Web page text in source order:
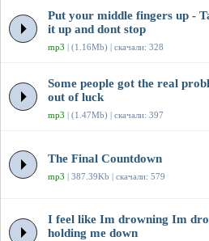
Put your middle fingers up -
it up and dont stop
mp3 | (1.16Mb) | скачали: 328
Some people got the real
out of luck
mp3 | (1.47Mb) | скачали: 397
The Final Countdown
mp3 | 387.39Kb | скачали: 579
I feel like Im drowning Im
holding me down